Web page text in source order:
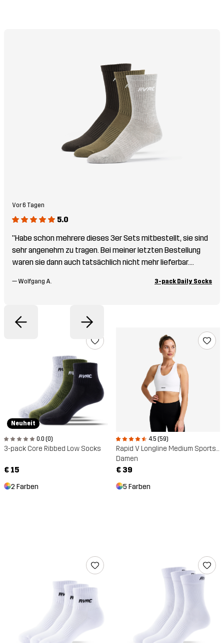
Vor 6 Tagen
5.0
"Habe schon mehrere dieses 3er Sets mitbestellt, sie sind
sehr angenehm zu tragen. Bei meiner letzten Bestellung
waren sie dann auch tatsächlich nicht mehr lieferbar.
— Wolfgang A. 3-pack Daily Socks
Neuheit
0.0 (0)
3-pack Core Ribbed Low Socks
€ 15
2 Farben
4.5 (59)
Rapid V Longline Medium Sports Bra
Damen
€ 39
5 Farben